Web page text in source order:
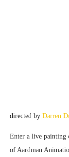
directed by Darren
Enter a live painting
of Aardman